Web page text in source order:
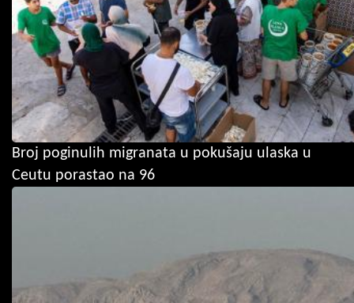
Broj poginulih migranata u pokušaju ulaska u
Ceutu porastao na 96